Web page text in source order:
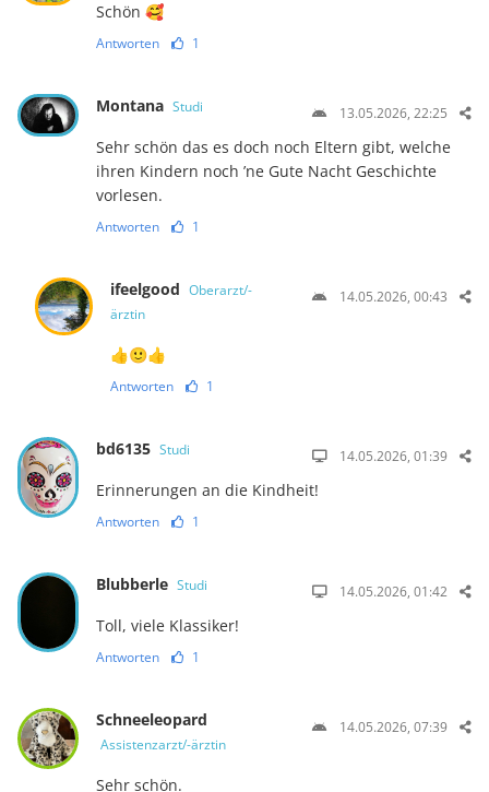
Schön 🥰
Antworten 1
Montana Studi 13.05.2026, 22:25
Sehr schön das es doch noch Eltern gibt, welche
ihren Kindern noch ’ne Gute Nacht Geschichte
vorlesen.
Antworten 1
ifeelgood Oberarzt/-
ärztin
14.05.2026, 00:43
👍🙂👍
Antworten 1
bd6135 Studi 14.05.2026, 01:39
Erinnerungen an die Kindheit!
Antworten 1
Blubberle Studi 14.05.2026, 01:42
Toll, viele Klassiker!
Antworten 1
Schneeleopard
Assistenzarzt/-ärztin
14.05.2026, 07:39
Sehr schön.